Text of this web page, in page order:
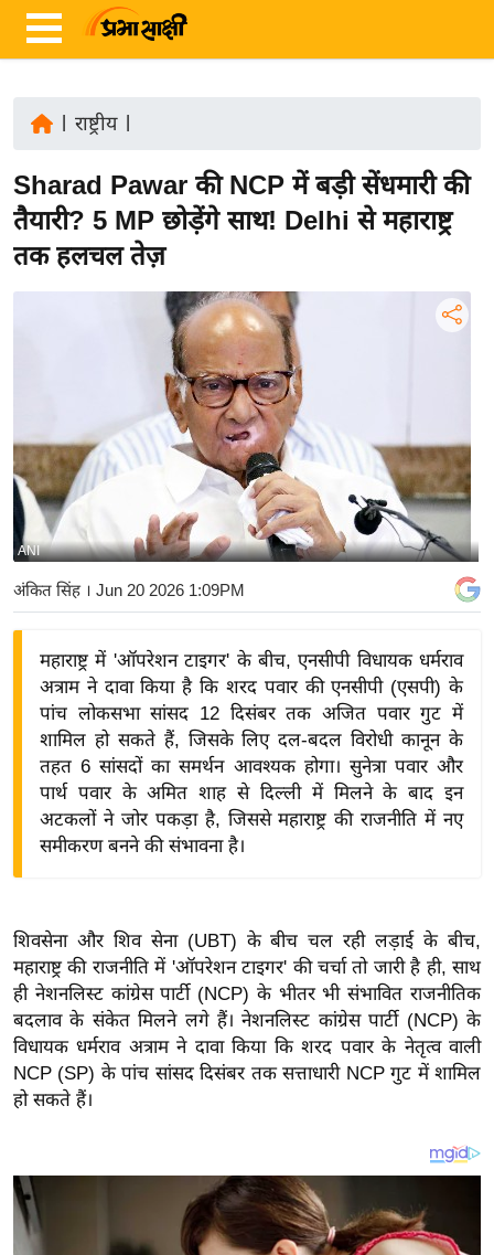
ज़ा
ख
र
र्रा
ष्ट्री
य
बि
ज़
ने
द्यो
वि
ज्ञ
रा
य
ब
ज
ट
क्रि
के
ट
राष्ट्रीय|
Sharad Pawar की NCP में बड़ी सेंधमारी की
तैयारी? 5 MP छोड़ेंगे साथ! Delhi से महाराष्ट्र
तक हलचल तेज़
ANI
अंकित सिंह। Jun 20 2026 1:09PM
महाराष्ट्र में 'ऑपरेशन टाइगर' के बीच, एनसीपी विधायक धर्मराव
अत्राम ने दावा किया है कि शरद पवार की एनसीपी (एसपी) के
पांच लोकसभा सांसद 12 दिसंबर तक अजित पवार गुट में
शामिल हो सकते हैं, जिसके लिए दल-बदल विरोधी कानून के
तहत 6 सांसदों का समर्थन आवश्यक होगा। सुनेत्रा पवार और
पार्थ पवार के अमित शाह से दिल्ली में मिलने के बाद इन
अटकलों ने जोर पकड़ा है, जिससे महाराष्ट्र की राजनीति में नए
समीकरण बनने की संभावना है।
शिवसेना और शिव सेना (UBT) के बीच चल रही लड़ाई के बीच,
महाराष्ट्र की राजनीति में 'ऑपरेशन टाइगर' की चर्चा तो जारी है ही, साथ
ही नेशनलिस्ट कांग्रेस पार्टी (NCP) के भीतर भी संभावित राजनीतिक
बदलाव के संकेत मिलने लगे हैं। नेशनलिस्ट कांग्रेस पार्टी (NCP) के
विधायक धर्मराव अत्राम ने दावा किया कि शरद पवार के नेतृत्व वाली
NCP (SP) के पांच सांसद दिसंबर तक सत्ताधारी NCP गुट में शामिल
हो सकते हैं।